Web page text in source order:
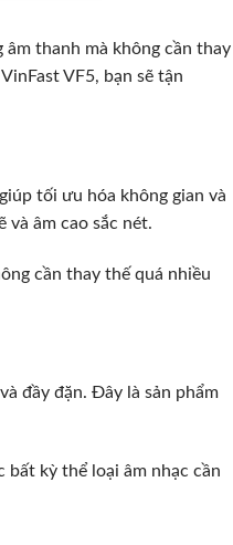
thanh mà không cần thay
VF5, bạn sẽ tận
tối ưu hóa không gian và
và âm cao sắc nét.
cần thay thế quá nhiều
đầy đặn. Đây là sản phẩm
bất kỳ thể loại âm nhạc cần